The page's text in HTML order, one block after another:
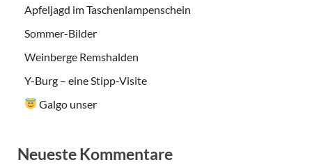
Apfeljagd im Taschenlampenschein
Sommer-Bilder
Weinberge Remshalden
Y-Burg – eine Stipp-Visite
Galgo unser
Neueste Kommentare